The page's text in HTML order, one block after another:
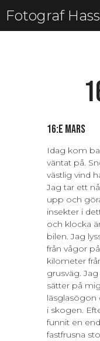
Fotograf
16:e mars
Idag kom
väntat på.
västlig vind
Jag tar ett
upp och
insekter i
och klocka
bilen. Jag
från vågor
kilometer
grusväg.
sätter på
läsglasögon
i skogen.
funnit en
fastfrusna